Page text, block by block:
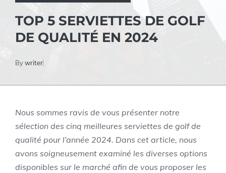
TOP 5 SERVIETTES DE GOLF
DE QUALITÉ EN 2024
Bywriter
Nous sommes ravis de vous présenter notre
sélection des cinq meilleures serviettes de golf de
qualité pour l’année 2024. Dans cet article, nous
avons soigneusement examiné les diverses options
disponibles sur le marché afin de vous proposer les